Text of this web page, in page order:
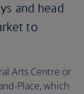
and head
to
Arts Centre or
Place, which